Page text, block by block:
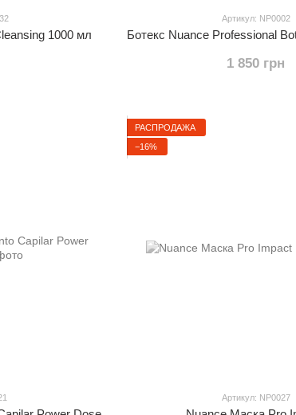
1000 мл
Артикул: NP0002
1 850 грн
РАСПРОДАЖА
−16%
Артикул: NP0027